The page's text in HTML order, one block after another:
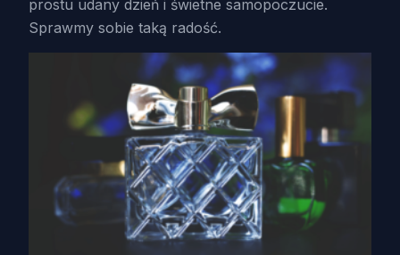
prostu udany dzień i świetne samopoczucie.
Sprawmy sobie taką radość.